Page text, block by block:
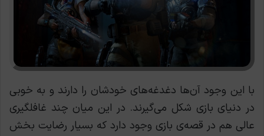
با این وجود آن‌ها دغدغه‌های خودشان را دارند و به خوبی
در دنیای بازی شکل می‌گیرند. در این میان چند غافلگیری
عالی هم در قصه‌ی بازی وجود دارد که بسیار رضایت بخش